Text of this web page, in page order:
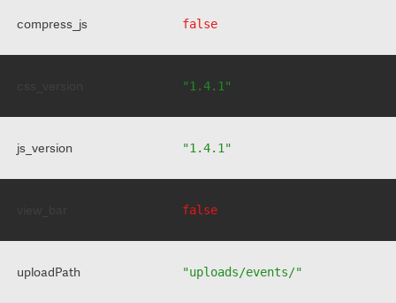
compress_js false
"1.4.1"
js_version "1.4.1"
false
uploadPath "uploads/events/"